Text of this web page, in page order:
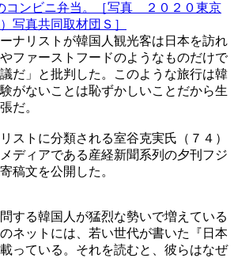
コンビニ弁当。［写真 ２０２０東京
写真共同取材団Ｓ］
ナリストが韓国人観光客は日本を訪れ
ファーストフードのようなものだけで
だ」と批判した。このような旅行は韓
がないことは恥ずかしいことだから生
だ。
ストに分類される室谷克実氏（７４）
ディアである産経新聞系列の夕刊フジ
稿文を公開した。
する韓国人が猛烈な勢いで増えている
ネットには、若い世代が書いた『日本
っている。それを読むと、彼らはなぜ